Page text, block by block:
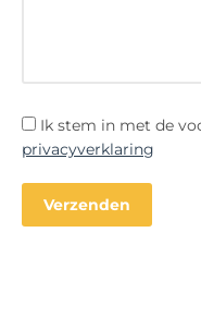
Ik stem in met de
privacyverklaring